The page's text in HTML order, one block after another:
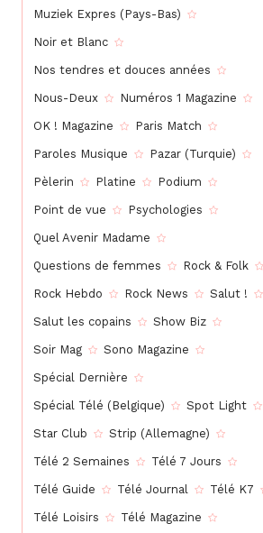
Muziek Expres (Pays-Bas)
Noir et Blanc
Nos tendres et douces années
Nous-Deux Numéros 1 Magazine
OK ! Magazine Paris Match
Paroles Musique Pazar (Turquie)
Pèlerin Platine Podium
Point de vue Psychologies
Quel Avenir Madame
Questions de femmes Rock & Folk
Rock Hebdo Rock News Salut !
Salut les copains Show Biz
Soir Mag Sono Magazine
Spécial Dernière
Spécial Télé (Belgique) Spot Light
Star Club Strip (Allemagne)
Télé 2 Semaines Télé 7 Jours
Télé Guide Télé Journal Télé K7
Télé Loisirs Télé Magazine